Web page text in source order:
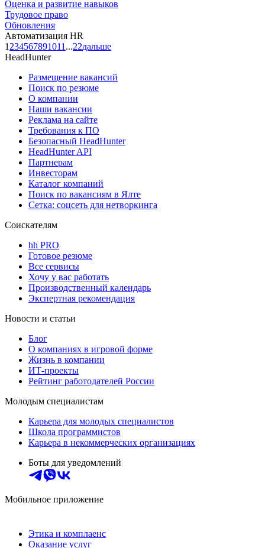
Оценка и развитие навыков
Трудовое право
Обновления
Автоматизация HR
1 234567891011 ...22дальше
HeadHunter
Размещение вакансий
Поиск по резюме
О компании
Наши вакансии
Реклама на сайте
Требования к ПО
Безопасный HeadHunter
HeadHunter API
Партнерам
Инвесторам
Каталог компаний
Поиск по вакансиям в Ялте
Сетка: соцсеть для нетворкинга
Соискателям
hh PRO
Готовое резюме
Все сервисы
Хочу у вас работать
Производственный календарь
Экспертная рекомендация
Новости и статьи
Блог
О компаниях в игровой форме
Жизнь в компании
ИТ-проекты
Рейтинг работодателей России
Молодым специалистам
Карьера для молодых специалистов
Школа программистов
Карьера в некоммерческих организациях
Боты для уведомлений
Мобильное приложение
Этика и комплаенс
Оказание услуг